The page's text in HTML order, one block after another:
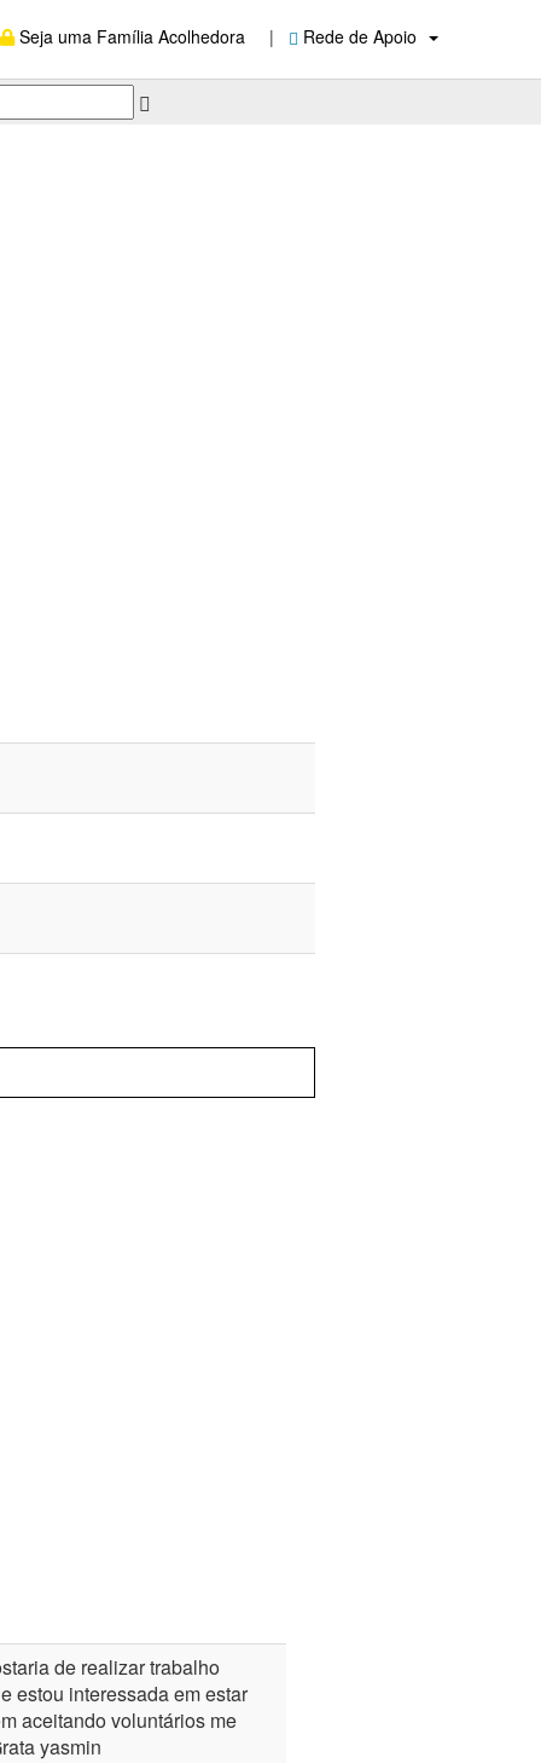
Seja uma Família Acolhedora | Rede de Apoio
de realizar trabalho
estou interessada em estar
aceitando voluntários me
yasmin